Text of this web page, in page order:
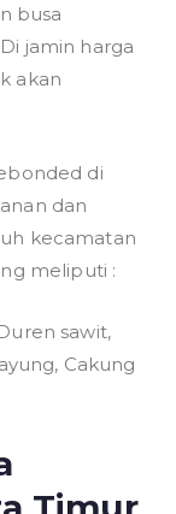
busa
jamin harga
akan
di
dan
kecamatan
meliputi :
sawit,
Cakung